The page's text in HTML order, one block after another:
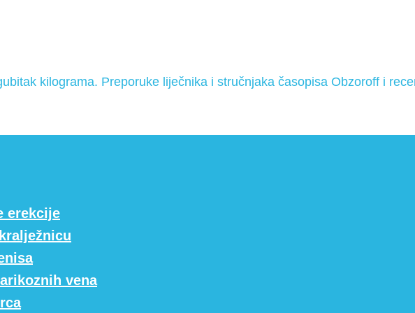
kilograma. Preporuke liječnika i stručnjaka časopisa Obzoroff i
erekcije
vena